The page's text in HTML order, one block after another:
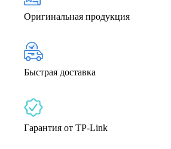
Оригинальная продукция
Быстрая доставка
Гарантия от TP-Link